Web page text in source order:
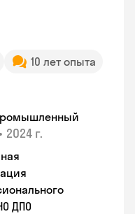
10 лет опыта
• 2024 г.
ДПО